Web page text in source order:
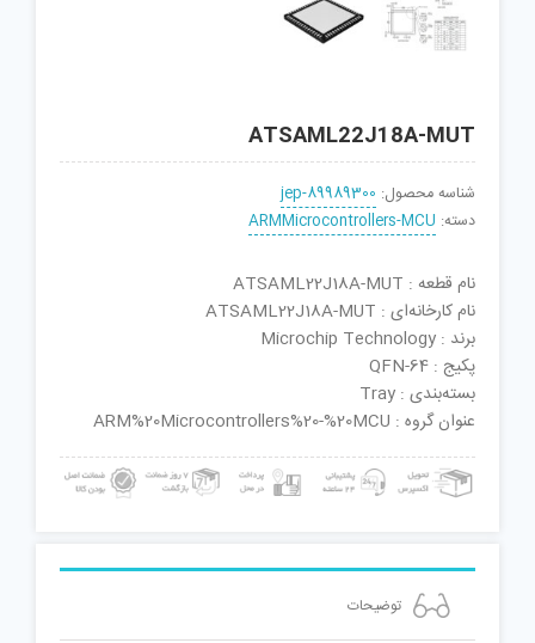
ATSAML22J18A-MUT
شناسه محصول: jep-89989300
دسته: ARMMicrocontrollers-MCU
نام قطعه : ATSAML22J18A-MUT
نام کارخانه‌ای : ATSAML22J18A-MUT
برند : Microchip Technology
پکیج : QFN-64
بسته‌بندی : Tray
عنوان گروه : ARM%20Microcontrollers%20-%20MCU
توضیحات